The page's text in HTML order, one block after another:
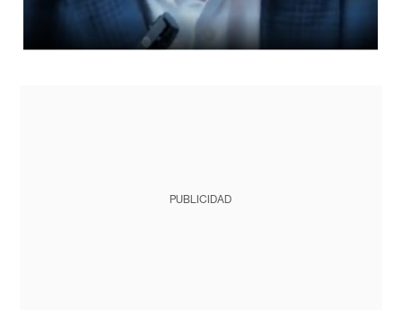
PUBLICIDAD